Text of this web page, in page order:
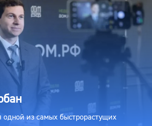
одной из самых быстрорастущих